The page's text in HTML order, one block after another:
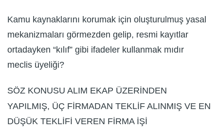
Kamu kaynaklarını korumak için oluşturulmuş yasal
mekanizmaları görmezden gelip, resmi kayıtlar
ortadayken “kılıf” gibi ifadeler kullanmak mıdır
meclis üyeliği?
SÖZ KONUSU ALIM EKAP ÜZERİNDEN
YAPILMIŞ, ÜÇ FİRMADAN TEKLİF ALINMIŞ VE EN
DÜŞÜK TEKLİFİ VEREN FİRMA İŞİ